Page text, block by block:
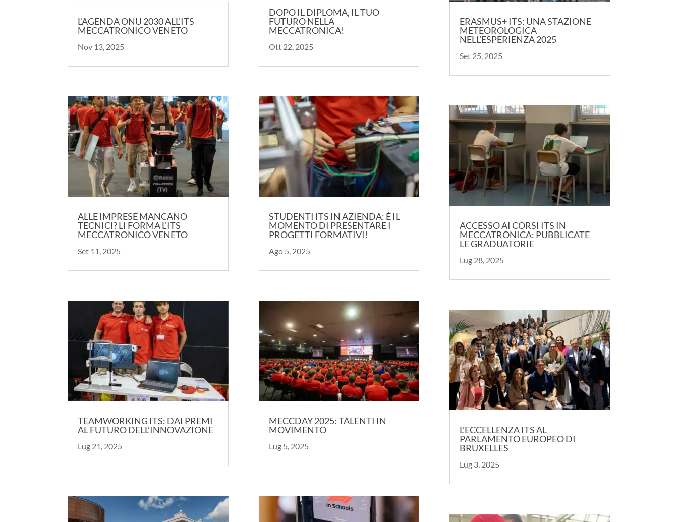
L’AGENDA ONU 2030 ALL’ITS
MECCATRONICO VENETO
Nov 13, 2025
ALLE IMPRESE MANCANO
TECNICI? LI FORMA L’ITS
MECCATRONICO VENETO
Set 11, 2025
TEAMWORKING ITS: DAI PREMI
AL FUTURO DELL’INNOVAZIONE
Lug 21, 2025
DOPO IL DIPLOMA, IL TUO
FUTURO NELLA
MECCATRONICA!
Ott 22, 2025
STUDENTI ITS IN AZIENDA: È IL
MOMENTO DI PRESENTARE I
PROGETTI FORMATIVI!
Ago 5, 2025
MECCDAY 2025: TALENTI IN
MOVIMENTO
Lug 5, 2025
ERASMUS+ ITS: UNA STAZIONE
METEOROLOGICA
NELL’ESPERIENZA 2025
Set 25, 2025
ACCESSO AI CORSI ITS IN
MECCATRONICA: PUBBLICATE
LE GRADUATORIE
Lug 28, 2025
L’ECCELLENZA ITS AL
PARLAMENTO EUROPEO DI
BRUXELLES
Lug 3, 2025